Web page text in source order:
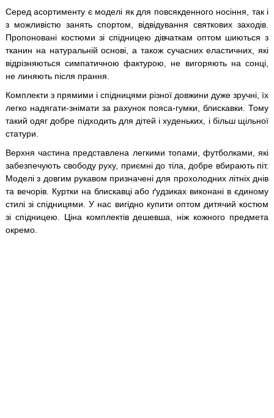
Серед асортименту є моделі як для повсякденного носіння, так і
з можливістю занять спортом, відвідування святкових заходів.
Пропоновані костюми зі спідницею дівчаткам оптом шиються з
тканин на натуральній основі, а також сучасних еластичних, які
відрізняються симпатичною фактурою, не вигоряють на сонці,
не линяють після прання.
Комплекти з прямими і спідницями різної довжини дуже зручні, їх
легко надягати-знімати за рахунок пояса-гумки, блискавки. Тому
такий одяг добре підходить для дітей і худеньких, і більш щільної
статури.
Верхня частина представлена ​​легкими топами, футболками, які
забезпечують свободу руху, приємні до тіла, добре вбирають піт.
Моделі з довгим рукавом призначені для прохолодних літніх днів
та вечорів. Куртки на блискавці або ґудзиках виконані в єдиному
стилі зі спідницями. У нас вигідно купити оптом дитячий костюм
зі спідницею. Ціна комплектів дешевша, ніж кожного предмета
окремо.